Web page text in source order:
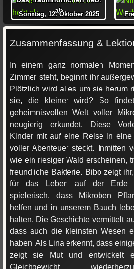
ab
Sonntag, 12. Oktober 2025
Zusammenfassung &
In einem ganz normalen
Zimmer steht, beginnt ihr
Plötzlich wird alles um sie herum
sie, die kleiner wird? So
geheimnisvollen Welt voller
neugierig erkundet. Diese
Kinder mit auf eine Reise in eine
voller Abenteuer steckt. Inmitten
wie ein riesiger Wald erscheinen,
freundliche Bakterie. Bibo zeigt
für das Leben auf der Erde
spielerisch, dass Mikroben
helfen und in unserem Bauch
halten. Die Geschichte vermittelt
dass auch die kleinsten Wesen
haben. Als Lina erkennt, dass
zeigt sie Mut und entwickelt
Gleichgewicht